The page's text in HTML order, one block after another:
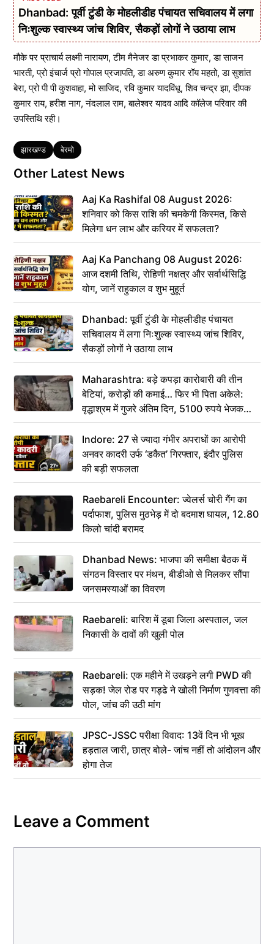
Dhanbad: पूर्वी टुंडी के मोहलीडीह पंचायत सचिवालय में लगा
निःशुल्क स्वास्थ्य जांच शिविर, सैकड़ों लोगों ने उठाया लाभ
मौके पर प्राचार्य लक्ष्मी नारायण, टीम मैनेजर डा प्रभाकर कुमार, डा साजन
भारती, प्रो इंचार्ज प्रो गोपाल प्रजापति, डा अरुण कुमार रॉय महतो, डा सुशांत
बेरा, प्रो पी पी कुशवाहा, मो साजिद, रवि कुमार यादविंधू, शिव चन्द्र झा, दीपक
कुमार राय, हरीश नाग, नंदलाल राम, बालेश्वर यादव आदि कॉलेज परिवार की
उपस्तिथि रही।
Tags
झारखण्ड बेरमो
Other Latest News
Aaj Ka Rashifal 08 August 2026:
शनिवार को किस राशि की चमकेगी किस्मत, किसे
मिलेगा धन लाभ और करियर में सफलता?
Aaj Ka Panchang 08 August 2026:
आज दशमी तिथि, रोहिणी नक्षत्र और सर्वार्थसिद्धि
योग, जानें राहुकाल व शुभ मुहूर्त
Dhanbad: पूर्वी टुंडी के मोहलीडीह पंचायत
सचिवालय में लगा निःशुल्क स्वास्थ्य जांच शिविर,
सैकड़ों लोगों ने उठाया लाभ
Maharashtra: बड़े कपड़ा कारोबारी की तीन
बेटियां, करोड़ों की कमाई… फिर भी पिता अकेले:
वृद्धाश्रम में गुजरे अंतिम दिन, 5100 रुपये भेजकर
कहा– अंतिम संस्कार कर दीजिए हम नहीं आ पाएंगे
Indore: 27 से ज्यादा गंभीर अपराधों का आरोपी
अनवर कादरी उर्फ ‘डकैत’ गिरफ्तार, इंदौर पुलिस
की बड़ी सफलता
Raebareli Encounter: ज्वेलर्स चोरी गैंग का
पर्दाफाश, पुलिस मुठभेड़ में दो बदमाश घायल, 12.80
किलो चांदी बरामद
Dhanbad News: भाजपा की समीक्षा बैठक में
संगठन विस्तार पर मंथन, बीडीओ से मिलकर सौंपा
जनसमस्याओं का विवरण
Raebareli: बारिश में डूबा जिला अस्पताल, जल
निकासी के दावों की खुली पोल
Raebareli: एक महीने में उखड़ने लगी PWD की
सड़क! जेल रोड पर गड्ढे ने खोली निर्माण गुणवत्ता की
पोल, जांच की उठी मांग
JPSC-JSSC परीक्षा विवाद: 13वें दिन भी भूख
हड़ताल जारी, छात्र बोले- जांच नहीं तो आंदोलन और
होगा तेज
Leave a Comment